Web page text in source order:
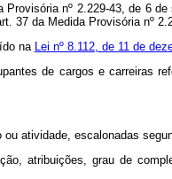
nº 2.229-43, de 6
da Medida Provisória nº
na Lei nº 8.112, de 11 de
de cargos e carreiras
atividade, escalonadas
atribuições, grau de